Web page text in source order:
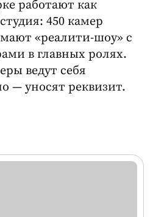
работают как
450 камер
«реалити-шоу» с
в главных ролях.
ведут себя
— уносят реквизит.